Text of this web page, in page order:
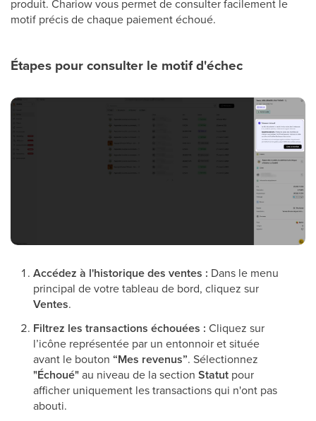
produit. Chariow vous permet de consulter facilement le
motif précis de chaque paiement échoué.
Étapes pour consulter le motif d'échec
Accédez à l'historique des ventes : Dans le menu
principal de votre tableau de bord, cliquez sur
Ventes.
Filtrez les transactions échouées : Cliquez sur
l’icône représentée par un entonnoir et située
avant le bouton “Mes revenus”. Sélectionnez
"Échoué"au niveau de la section Statut pour
afficher uniquement les transactions qui n'ont pas
abouti.